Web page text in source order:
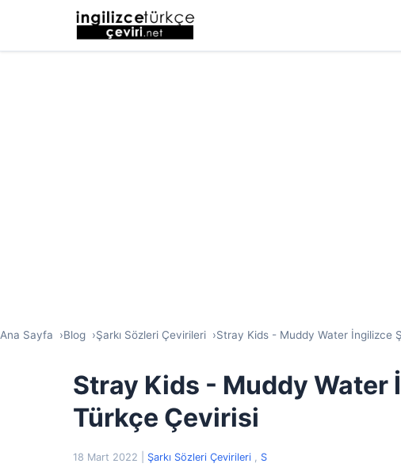
Ana Sayfa Blog Şarkı Sözleri Çevirileri Stray Kids - Muddy Water İngilizce
Stray Kids - Muddy Water
Türkçe Çevirisi
18 Mart 2022 Şarkı Sözleri Çevirileri , S